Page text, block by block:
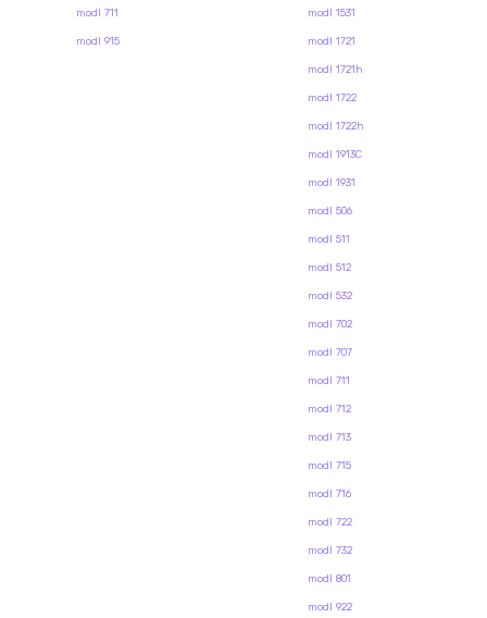
modl 711
modl 915
modl 1531
modl 1721
modl 1721h
modl 1722
modl 1722h
modl 1913C
modl 1931
modl 506
modl 511
modl 512
modl 532
modl 702
modl 707
modl 711
modl 712
modl 713
modl 715
modl 716
modl 722
modl 732
modl 801
modl 922